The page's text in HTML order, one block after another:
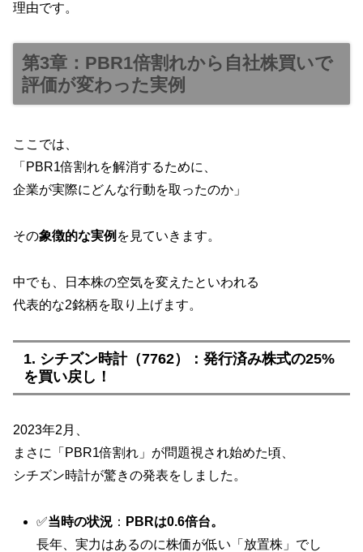
理由です。
第3章：PBR1倍割れから自社株買いで
評価が変わった実例
ここでは、
「PBR1倍割れを解消するために、
企業が実際にどんな行動を取ったのか」
その象徴的な実例 を見ていきます。
中でも、日本株の空気を変えたといわれる
代表的な2銘柄を取り上げます。
1. シチズン時計（7762）：発行済み株式の25%
を買い戻し！
2023年2月、
まさに「PBR1倍割れ」が問題視され始めた頃、
シチズン時計が驚きの発表をしました。
✅当時の状況 ： PBRは0.6倍台。
長年、実力はあるのに株価が低い「放置株」でし